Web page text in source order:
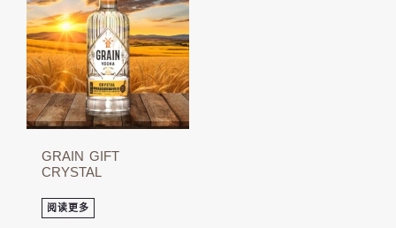
GRAIN GIFT
CRYSTAL
阅读更多